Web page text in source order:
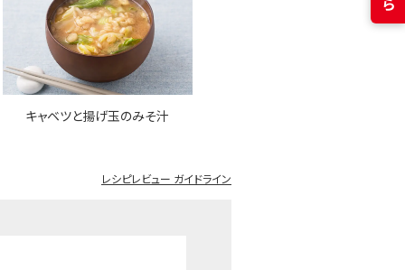
キャベツと揚げ玉のみそ汁
レシピレビュー ガイドライン